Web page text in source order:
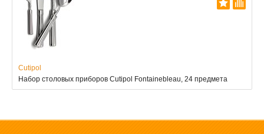
Cutipol
Набор столовых приборов Cutipol Fontainebleau, 24 предмета